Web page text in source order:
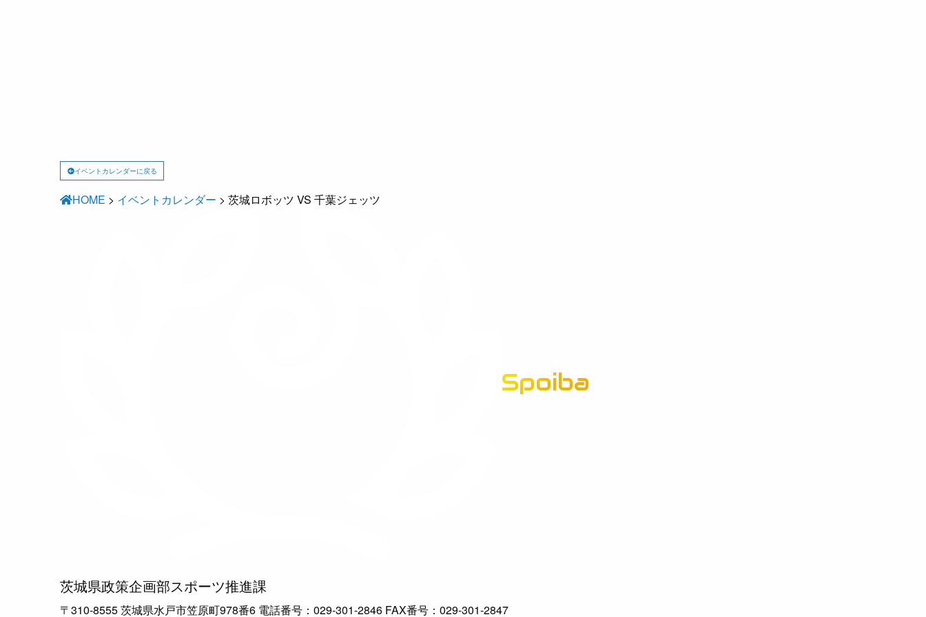
イベントカレンダーに戻る
HOME > イベントカレンダー > 茨城ロボッツ VS 千葉ジェッツ
Spoiba
茨城県政策企画部スポーツ推進課
〒310-8555 茨城県水戸市笠原町978番6 電話番号：029-301-2846 FAX番号：029-301-2847